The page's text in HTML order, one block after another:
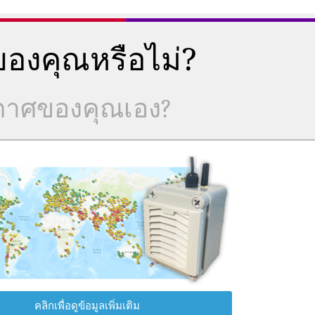
งคุณหรือไม่?
ศของคุณเอง?
คลิกเพื่อดูข้อมูลเพิ่มเติม